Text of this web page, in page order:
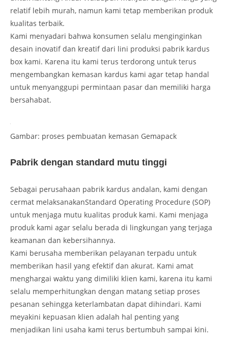
relatif lebih murah, namun kami tetap memberikan produk
kualitas terbaik.
Kami menyadari bahwa konsumen selalu menginginkan
desain inovatif dan kreatif dari lini produksi pabrik kardus
box kami. Karena itu kami terus terdorong untuk terus
mengembangkan kemasan kardus kami agar tetap handal
untuk menyanggupi permintaan pasar dan memiliki harga
bersahabat.
Gambar: proses pembuatan kemasan Gemapack
Pabrik dengan standard mutu tinggi
Sebagai perusahaan pabrik kardus andalan, kami dengan
cermat melaksanakanStandard Operating Procedure (SOP)
untuk menjaga mutu kualitas produk kami. Kami menjaga
produk kami agar selalu berada di lingkungan yang terjaga
keamanan dan kebersihannya.
Kami berusaha memberikan pelayanan terpadu untuk
memberikan hasil yang efektif dan akurat. Kami amat
menghargai waktu yang dimiliki klien kami, karena itu kami
selalu memperhitungkan dengan matang setiap proses
pesanan sehingga keterlambatan dapat dihindari. Kami
meyakini kepuasan klien adalah hal penting yang
menjadikan lini usaha kami terus bertumbuh sampai kini.